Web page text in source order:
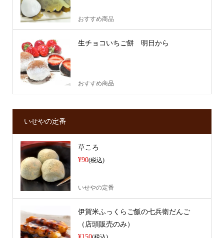
おすすめ商品
生チョコいちご餅 明日から
おすすめ商品
いせやの定番
草ころ
¥90(税込)
いせやの定番
伊賀米ふっくらご飯の七兵衛だんご
（店頭販売のみ）